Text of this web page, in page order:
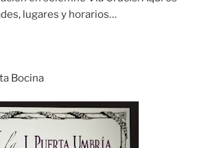
lugares y horarios…
Bocina